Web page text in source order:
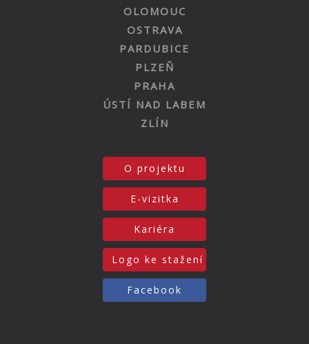
OLOMOUC
OSTRAVA
PARDUBICE
PLZEŇ
PRAHA
ÚSTÍ NAD LABEM
ZLÍN
O projektu
E-vizitka
Kariéra
Logo ke stažení
Facebook